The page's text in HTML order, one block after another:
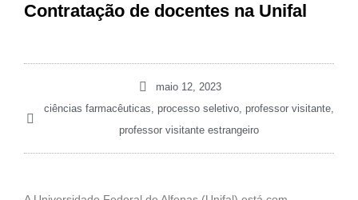
b
a
Contratação de docentes na Unifal
maio 12, 2023
ciências farmacêuticas, processo seletivo, professor visitante,
professor visitante estrangeiro